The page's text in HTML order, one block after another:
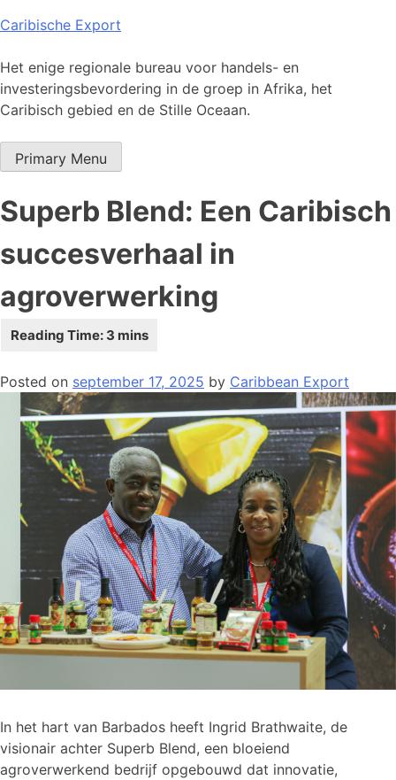
Skip
content
Caribische Export
Het enige regionale bureau voor handels- en
investeringsbevordering in de groep in Afrika, het
Caribisch gebied en de Stille Oceaan.
Primary Menu
Superb Blend: Een Caribisch
succesverhaal in
agroverwerking
Posted on september 17, 2025 by Caribbean Export
In het hart van Barbados heeft Ingrid Brathwaite, de
visionair achter Superb Blend, een bloeiend
agroverwerkend bedrijf opgebouwd dat innovatie,